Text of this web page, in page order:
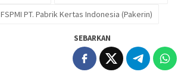
FSPMI PT. Pabrik Kertas Indonesia (Pakerin)
SEBARKAN